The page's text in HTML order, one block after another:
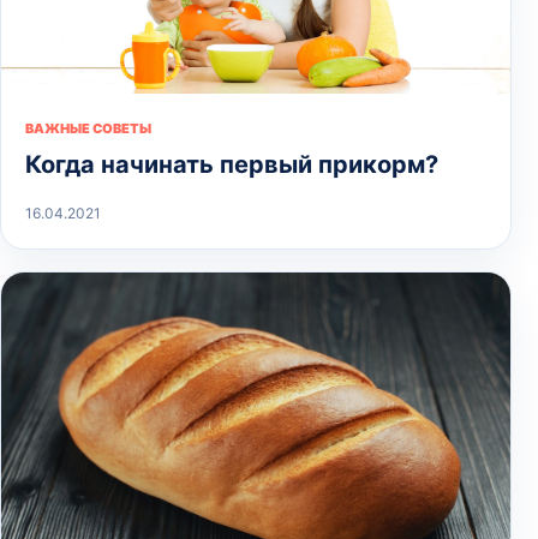
ВАЖНЫЕ СОВЕТЫ
Когда начинать первый прикорм?
16.04.2021